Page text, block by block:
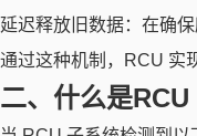
延迟释放旧数据：在确
通过这种机制，RCU 实
二、什么是